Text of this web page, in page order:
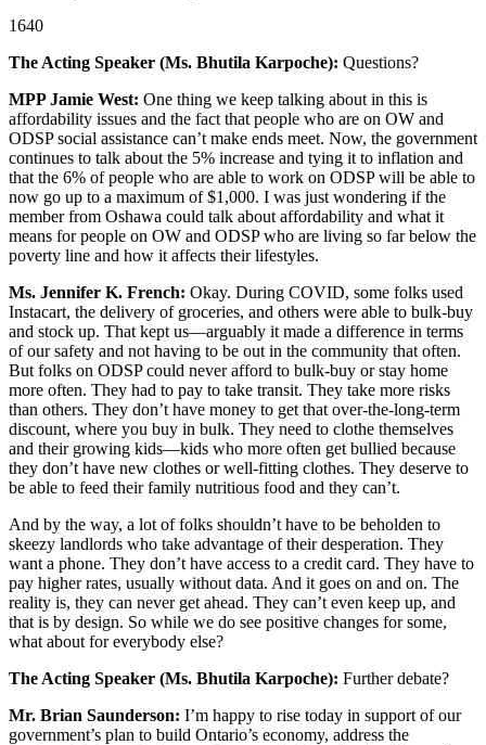
1640
The Acting Speaker (Ms. Bhutila Karpoche): Questions?
MPP Jamie West: One thing we keep talking about in this is
affordability issues and the fact that people who are on OW and
ODSP social assistance can’t make ends meet. Now, the government
continues to talk about the 5% increase and tying it to inflation and
that the 6% of people who are able to work on ODSP will be able to
now go up to a maximum of $1,000. I was just wondering if the
member from Oshawa could talk about affordability and what it
means for people on OW and ODSP who are living so far below the
poverty line and how it affects their lifestyles.
Ms. Jennifer K. French: Okay. During COVID, some folks used
Instacart, the delivery of groceries, and others were able to bulk-buy
and stock up. That kept us—arguably it made a difference in terms
of our safety and not having to be out in the community that often.
But folks on ODSP could never afford to bulk-buy or stay home
more often. They had to pay to take transit. They take more risks
than others. They don’t have money to get that over-the-long-term
discount, where you buy in bulk. They need to clothe themselves
and their growing kids—kids who more often get bullied because
they don’t have new clothes or well-fitting clothes. They deserve to
be able to feed their family nutritious food and they can’t.
And by the way, a lot of folks shouldn’t have to be beholden to
skeezy landlords who take advantage of their desperation. They
want a phone. They don’t have access to a credit card. They have to
pay higher rates, usually without data. And it goes on and on. The
reality is, they can never get ahead. They can’t even keep up, and
that is by design. So while we do see positive changes for some,
what about for everybody else?
The Acting Speaker (Ms. Bhutila Karpoche): Further debate?
Mr. Brian Saunderson: I’m happy to rise today in support of our
government’s plan to build Ontario’s economy, address the